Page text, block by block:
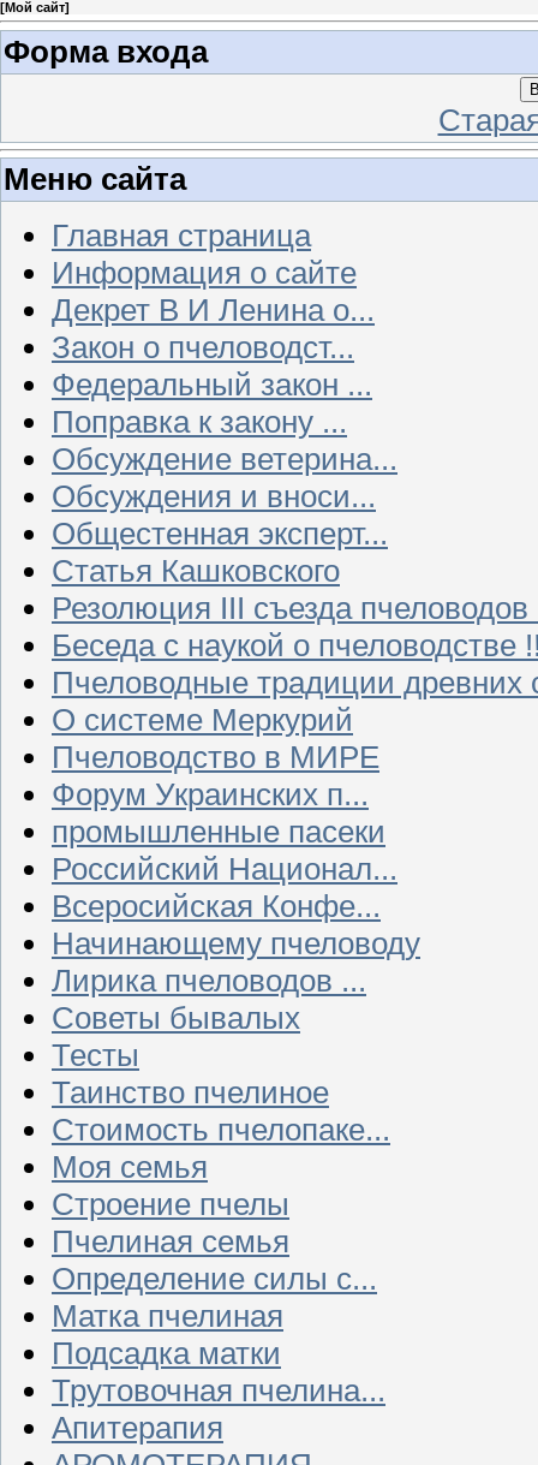
[Мой сайт]
Форма входа
Меню сайта
Главная страница
Информация о сайте
Декрет В И Ленина о...
Закон о пчеловодст...
Федеральный закон ...
Поправка к закону ...
Обсуждение ветерина...
Обсуждения и вноси...
Общестенная эксперт...
Статья Кашковского
Резолюция III съезда
Беседа с наукой о пчеловодстве
Пчеловодные традиции древних
О системе Меркурий
Пчеловодство в МИРЕ
Форум Украинских п...
промышленные пасеки
Российский Национал...
Всеросийская Конфе...
Начинающему пчеловоду
Лирика пчеловодов ...
Советы бывалых
Тесты
Таинство пчелиное
Стоимость пчелопаке...
Моя семья
Строение пчелы
Пчелиная семья
Определение силы с...
Матка пчелиная
Подсадка матки
Трутовочная пчелина...
Апитерапия